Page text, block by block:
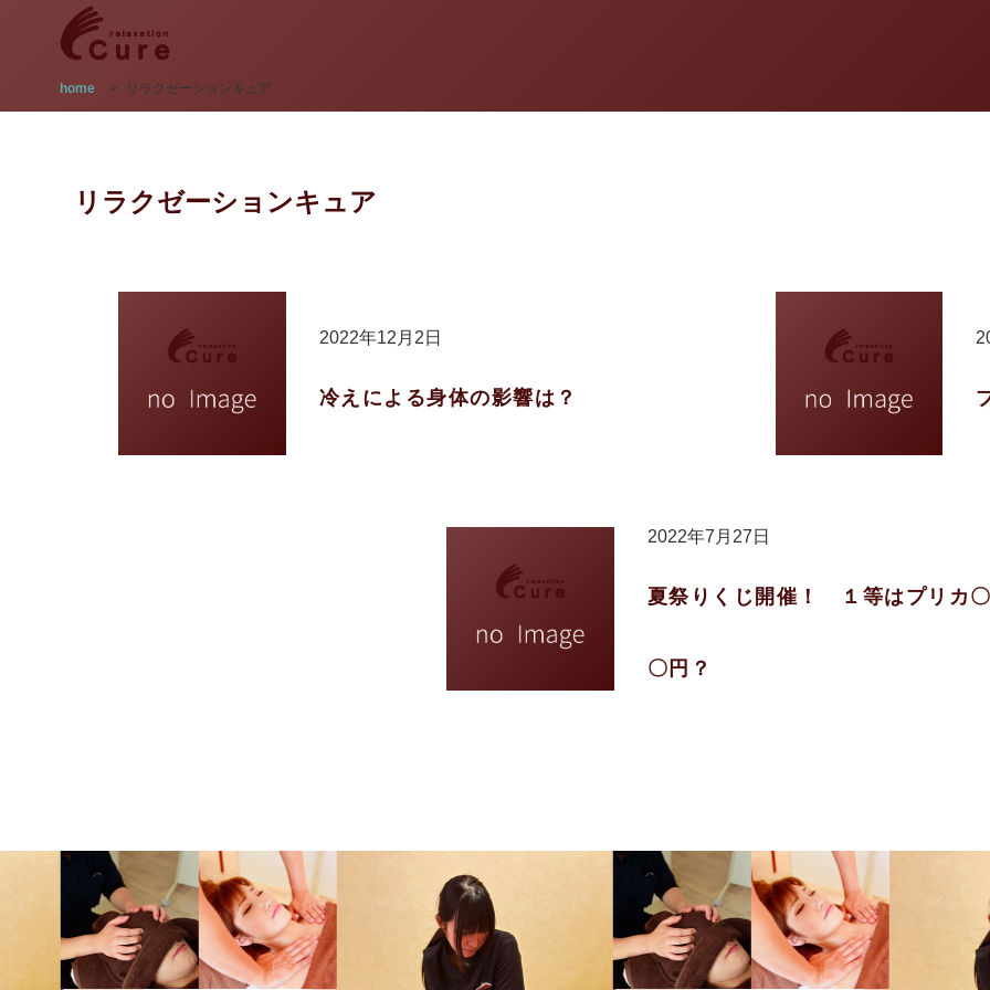
home > リラクゼーションキュア
リラクゼーションキュア
2022年12月2日
冷えによる身体の影響は？
2022年7月27日
夏祭りくじ開催！ １等はプリカ
〇円？